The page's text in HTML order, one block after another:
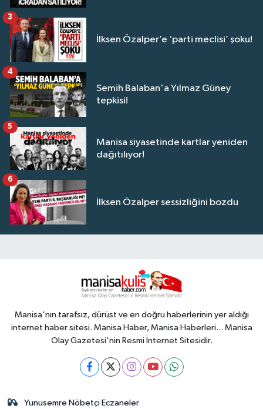
İlksen Özalper’e ‘parti meclisi’ şoku!
3
Semih Balaban'a Yılmaz Güney
tepkisi!
4
Manisa siyasetinde kartlar yeniden
dağıtılıyor!
5
İlksen Özalper sessizliğini bozdu
6
Manisa'nın tarafsız, dürüst ve en doğru haberlerinin yer aldığı
internet haber sitesi. Manisa Haber, Manisa Haberleri... Manisa
Olay Gazetesi'nin Resmi İnternet Sitesidir.
Yunusemre Nöbetçi Eczaneler